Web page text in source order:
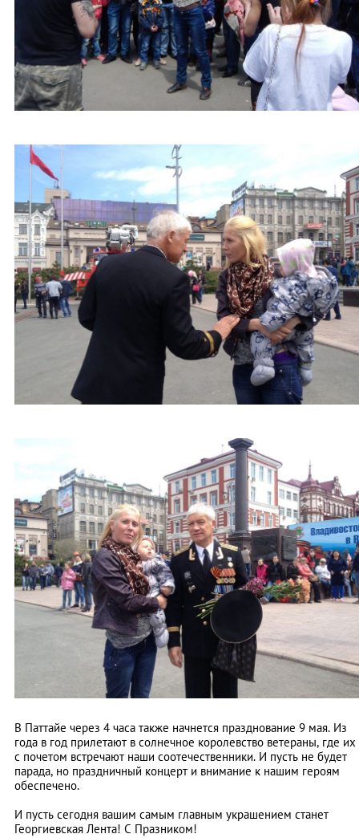
В Паттайе через 4 часа также начнется празднование 9 мая. Из
года в год прилетают в солнечное королевство ветераны, где их
с почетом встречают наши соотечественники. И пусть не будет
парада, но праздничный концерт и внимание к нашим героям
обеспечено.
И пусть сегодня вашим самым главным украшением станет
Георгиевская Лента! С Празником!